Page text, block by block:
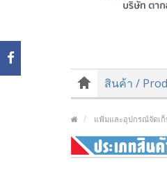
สินค้า /
แฟ้มและอุปกรณ์จัดเก็